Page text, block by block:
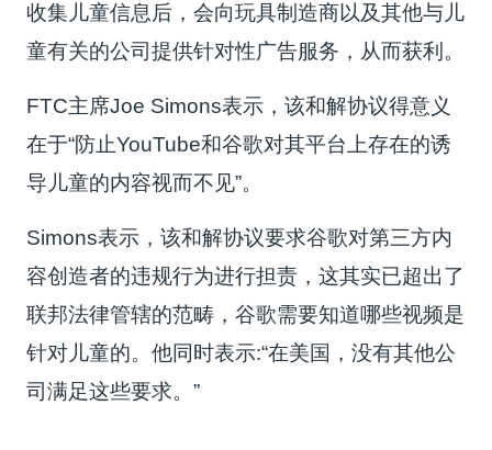
收集儿童信息后，会向玩具制造商以及其他与儿
童有关的公司提供针对性广告服务，从而获利。
FTC主席Joe Simons表示，该和解协议得意义
在于“防止YouTube和谷歌对其平台上存在的诱
导儿童的内容视而不见”。
Simons表示，该和解协议要求谷歌对第三方内
容创造者的违规行为进行担责，这其实已超出了
联邦法律管辖的范畴，谷歌需要知道哪些视频是
针对儿童的。他同时表示:“在美国，没有其他公
司满足这些要求。”